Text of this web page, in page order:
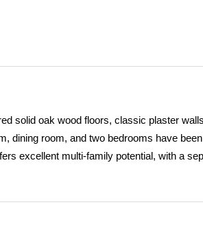
solid oak wood floors, classic plaster
dining room, and two bedrooms have
excellent multi-family potential, with a
Heights dog park is just one block from the